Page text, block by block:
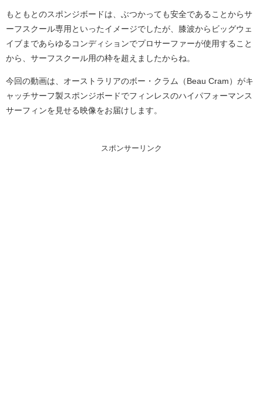
もともとのスポンジボードは、ぶつかっても安全であることからサ
ーフスクール専用といったイメージでしたが、膝波からビッグウェ
イブまであらゆるコンディションでプロサーファーが使用すること
から、サーフスクール用の枠を超えましたからね。
今回の動画は、オーストラリアのボー・クラム（Beau Cram）がキ
ャッチサーフ製スポンジボードでフィンレスのハイパフォーマンス
サーフィンを見せる映像をお届けします。
スポンサーリンク